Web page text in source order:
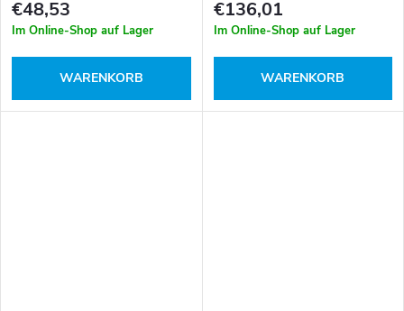
€48,53
Im Online-Shop auf Lager
WARENKORB
€136,01
Im Online-Shop auf Lager
WARENKORB